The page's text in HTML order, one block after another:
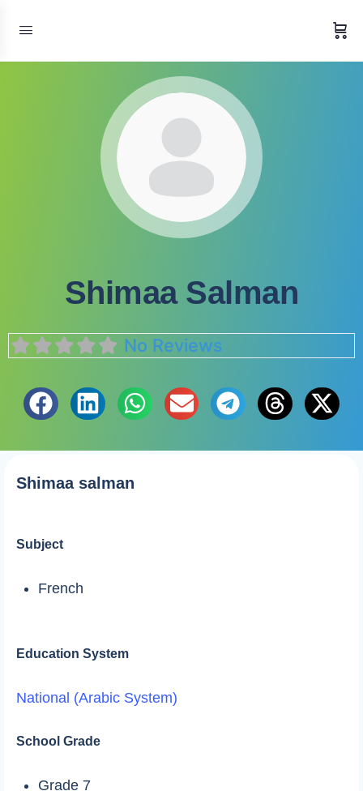
Shimaa Salman
No Reviews
Shimaa salman
Subject
French
Education System
National (Arabic System)
School Grade
Grade 7